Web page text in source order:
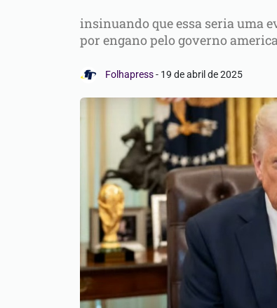
insinuando que essa seria uma
por engano pelo governo
Folhapress- 19 de abril de 2025